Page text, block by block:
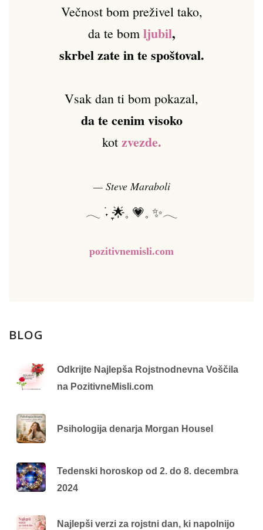
Večnost bom preživel tako,
da te bom ljubil,
skrbel zate in te spoštoval.
Vsak dan ti bom pokazal,
da te cenim visoko
kot zvezde.
— Steve Maraboli
𓂃 ࣪˖ ִֶָ🌟𓈒 💗𓈒 ✨𓂃
pozitivnemisli.com
BLOG
Odkrijte Najlepša Rojstnodnevna Voščila
na PozitivneMisli.com
Psihologija denarja Morgan Housel
Tedenski horoskop od 2. do 8. decembra
2024
Najlepši verzi za rojstni dan, ki napolnijo